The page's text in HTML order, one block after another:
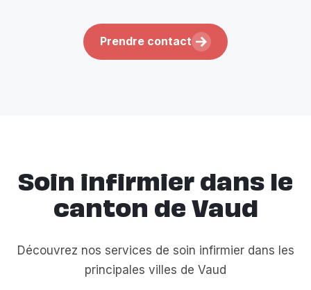
Prendre contact
Soin infirmier dans le
canton de Vaud
Découvrez nos services de soin infirmier dans les
principales villes de Vaud